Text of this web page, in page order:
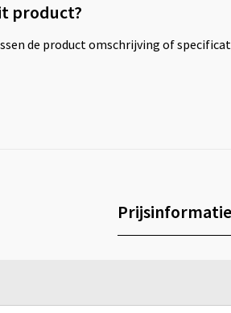
product?
de product omschrijving of
Prijsinformatie